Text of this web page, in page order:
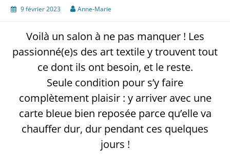
9 février 2023 Anne-Marie
Voilà un salon à ne pas manquer ! Les
passionné(e)s des art textile y trouvent tout
ce dont ils ont besoin, et le reste.
Seule condition pour s’y faire
complètement plaisir : y arriver avec une
carte bleue bien reposée parce qu’elle va
chauffer dur, dur pendant ces quelques
jours !